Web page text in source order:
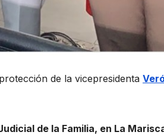
de la vicepresidenta
de la Familia, en La